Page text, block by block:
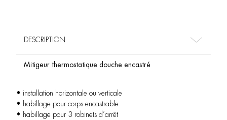
DESCRIPTION
Mitigeur thermostatique douche encastré
• installation horizontale ou verticale
• habillage pour corps encastrable
• habillage pour 3 robinets d’arrêt